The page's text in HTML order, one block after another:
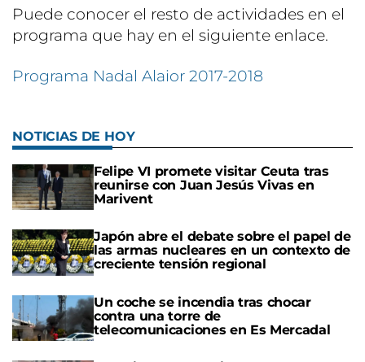
Puede conocer el resto de actividades en el
programa que hay en el siguiente enlace.
Programa Nadal Alaior 2017-2018
NOTICIAS DE HOY
Felipe VI promete visitar Ceuta tras
reunirse con Juan Jesús Vivas en
Marivent
Japón abre el debate sobre el papel de
las armas nucleares en un contexto de
creciente tensión regional
Un coche se incendia tras chocar
contra una torre de
telecomunicaciones en Es Mercadal